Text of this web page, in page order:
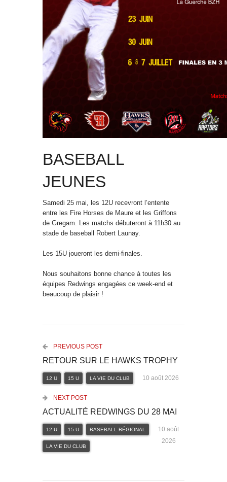
BASEBALL
JEUNES
Samedi 25 mai, les 12U recevront l’entente
entre les Fire Horses de Maure et les Griffons
de Gregam. Les matchs débuteront à 11h30 au
stade de baseball Robert Launay.
Les 15U joueront les demi-finales.
Nous souhaitons bonne chance à toutes les
équipes Redwings engagées ce week-end et
beaucoup de plaisir !
PREVIOUS POST
RETOUR SUR LE HAWKS TROPHY
12 U 15 U LA VIE DU CLUB 10 août 2026
NEXT POST
ACTUALITÉ REDWINGS DU 28 MAI
12 U 15 U BASEBALL RÉGIONAL
LA VIE DU CLUB
10 août
2026